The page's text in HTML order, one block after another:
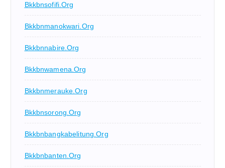
Bkkbnsofifi.org
Bkkbnmanokwari.org
Bkkbnnabire.org
Bkkbnwamena.org
Bkkbnmerauke.org
Bkkbnsorong.org
Bkkbnbangkabelitung.org
Bkkbnbanten.org